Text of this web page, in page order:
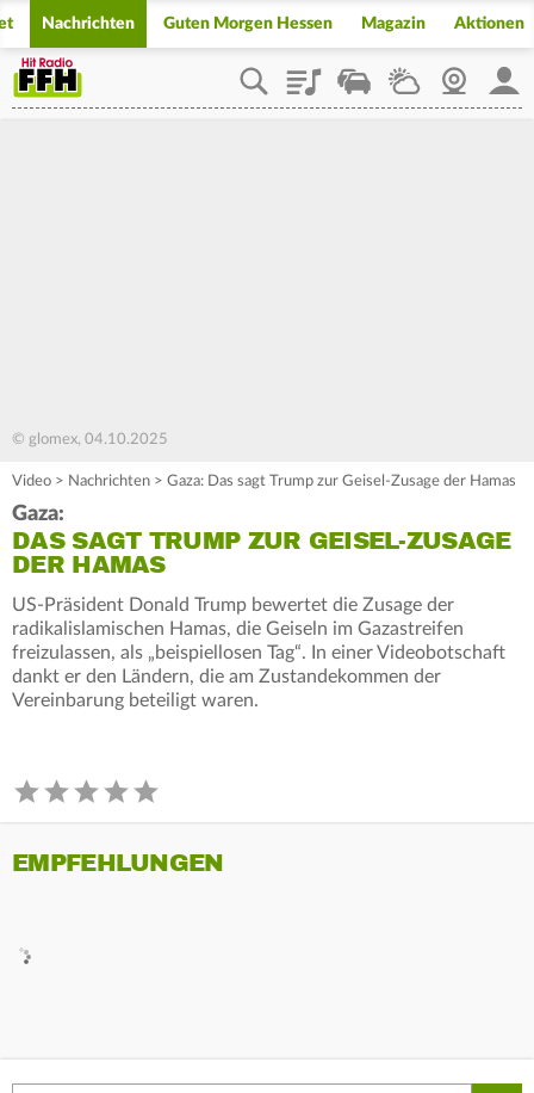
Nachrichten Guten Morgen Hessen Magazin Aktionen
PlaylistStaupilotWetterWebcam
© glomex, 04.10.2025
Video > Nachrichten > Gaza: Das sagt Trump zur Geisel-Zusage der Hamas
Gaza:
DAS SAGT TRUMP ZUR GEISEL-ZUSAGE
DER HAMAS
US-Präsident Donald Trump bewertet die Zusage der
radikalislamischen Hamas, die Geiseln im Gazastreifen
freizulassen, als „beispiellosen Tag“. In einer Videobotschaft
dankt er den Ländern, die am Zustandekommen der
Vereinbarung beteiligt waren.
EMPFEHLUNGEN